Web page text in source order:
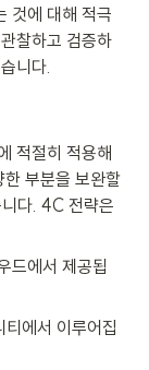
것에 대해 적극
찰하고 검증하
니다.
적절히 적용해
부분을 보완할
다. 4C 전략은
드에서 제공됩
티에서 이루어집